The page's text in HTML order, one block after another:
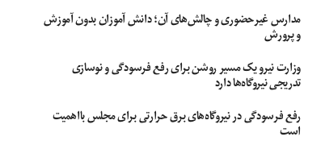
مدارس غیرحضوری و چالش‌های آن؛ دانش آموزان بدون آموزش
و پرورش
وزارت نیرو یک مسیر روشن برای رفع فرسودگی و نوسازی
تدریجی نیروگاه‌ها دارد
رفع فرسودگی در نیروگاه‌های برق حرارتی برای مجلس بااهمیت
است